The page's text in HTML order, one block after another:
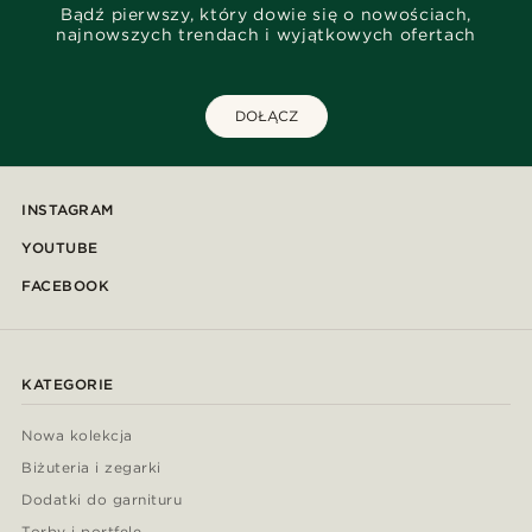
Bądź pierwszy, który dowie się o nowościach,
najnowszych trendach i wyjątkowych ofertach
DOŁĄCZ
INSTAGRAM
YOUTUBE
FACEBOOK
KATEGORIE
Nowa kolekcja
Biżuteria i zegarki
Dodatki do garnituru